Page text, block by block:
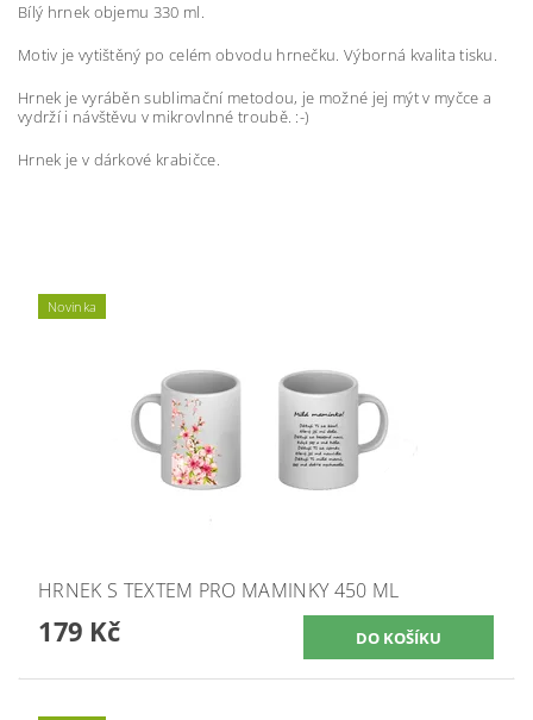
Bílý hrnek objemu 330 ml.
Motiv je vytištěný po celém obvodu hrnečku. Výborná kvalita tisku.
Hrnek je vyráběn sublimační metodou, je možné jej mýt v myčce a
vydrží i návštěvu v mikrovlnné troubě. :-)
Hrnek je v dárkové krabičce.
Novinka
HRNEK S TEXTEM PRO MAMINKY 450 ML
179 Kč